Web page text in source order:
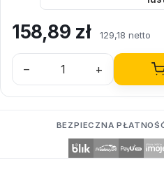
158,89 zł 129,18 netto
– +
BEZPIECZNA